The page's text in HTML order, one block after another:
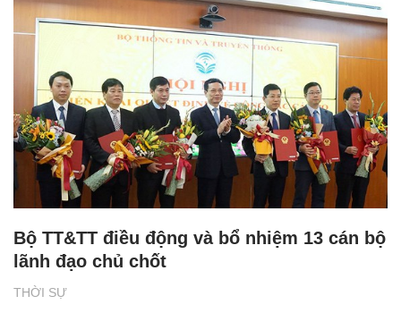
THỜI SỰ
Bộ TT&TT điều động và bổ nhiệm 13 cán bộ
lãnh đạo chủ chốt